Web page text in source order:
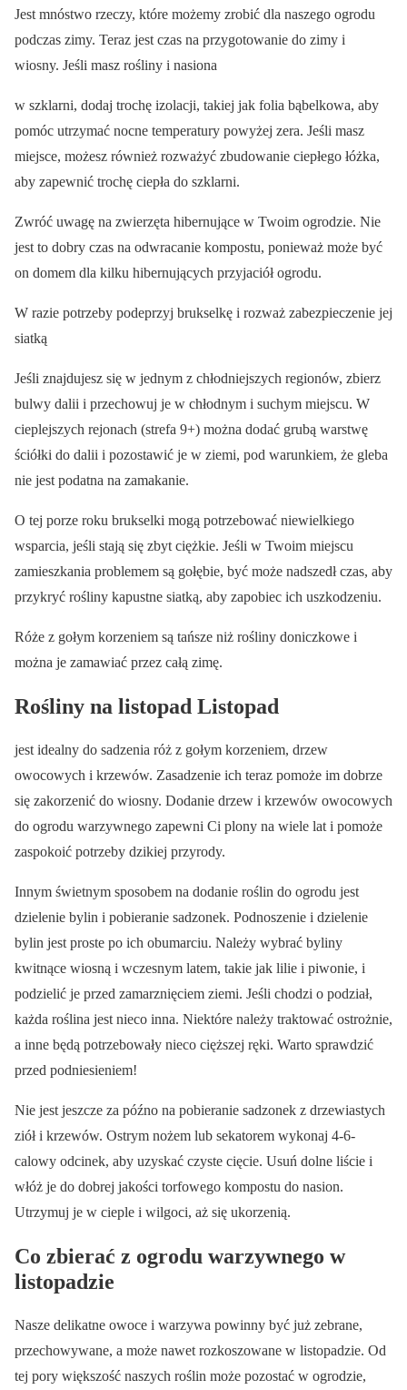
Jest mnóstwo rzeczy, które możemy zrobić dla naszego ogrodu
podczas zimy. Teraz jest czas na przygotowanie do zimy i
wiosny. Jeśli masz rośliny i nasiona
w szklarni, dodaj trochę izolacji, takiej jak folia bąbelkowa, aby
pomóc utrzymać nocne temperatury powyżej zera. Jeśli masz
miejsce, możesz również rozważyć zbudowanie ciepłego łóżka,
aby zapewnić trochę ciepła do szklarni.
Zwróć uwagę na zwierzęta hibernujące w Twoim ogrodzie. Nie
jest to dobry czas na odwracanie kompostu, ponieważ może być
on domem dla kilku hibernujących przyjaciół ogrodu.
W razie potrzeby podeprzyj brukselkę i rozważ zabezpieczenie jej
siatką
Jeśli znajdujesz się w jednym z chłodniejszych regionów, zbierz
bulwy dalii i przechowuj je w chłodnym i suchym miejscu. W
cieplejszych rejonach (strefa 9+) można dodać grubą warstwę
ściółki do dalii i pozostawić je w ziemi, pod warunkiem, że gleba
nie jest podatna na zamakanie.
O tej porze roku brukselki mogą potrzebować niewielkiego
wsparcia, jeśli stają się zbyt ciężkie. Jeśli w Twoim miejscu
zamieszkania problemem są gołębie, być może nadszedł czas, aby
przykryć rośliny kapustne siatką, aby zapobiec ich uszkodzeniu.
Róże z gołym korzeniem są tańsze niż rośliny doniczkowe i
można je zamawiać przez całą zimę.
Rośliny na listopad Listopad
jest idealny do sadzenia róż z gołym korzeniem, drzew
owocowych i krzewów. Zasadzenie ich teraz pomoże im dobrze
się zakorzenić do wiosny. Dodanie drzew i krzewów owocowych
do ogrodu warzywnego zapewni Ci plony na wiele lat i pomoże
zaspokoić potrzeby dzikiej przyrody.
Innym świetnym sposobem na dodanie roślin do ogrodu jest
dzielenie bylin i pobieranie sadzonek. Podnoszenie i dzielenie
bylin jest proste po ich obumarciu. Należy wybrać byliny
kwitnące wiosną i wczesnym latem, takie jak lilie i piwonie, i
podzielić je przed zamarznięciem ziemi. Jeśli chodzi o podział,
każda roślina jest nieco inna. Niektóre należy traktować ostrożnie,
a inne będą potrzebowały nieco cięższej ręki. Warto sprawdzić
przed podniesieniem!
Nie jest jeszcze za późno na pobieranie sadzonek z drzewiastych
ziół i krzewów. Ostrym nożem lub sekatorem wykonaj 4-6-
calowy odcinek, aby uzyskać czyste cięcie. Usuń dolne liście i
włóż je do dobrej jakości torfowego kompostu do nasion.
Utrzymuj je w cieple i wilgoci, aż się ukorzenią.
Co zbierać z ogrodu warzywnego w
listopadzie
Nasze delikatne owoce i warzywa powinny być już zebrane,
przechowywane, a może nawet rozkoszowane w listopadzie. Od
tej pory większość naszych roślin może pozostać w ogrodzie,